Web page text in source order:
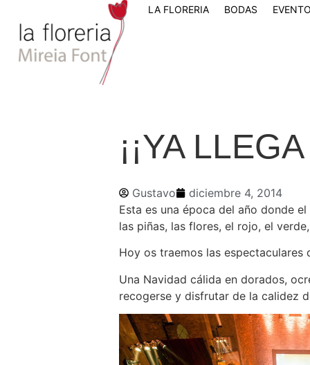
LA FLORERIA BODAS
¡¡YA
Gustavo
diciembre 4, 2014
Esta es una época del año donde
las piñas, las flores, el rojo, el
Hoy os traemos las
Una Navidad cálida en dorados,
recogerse y disfrutar de la calidez